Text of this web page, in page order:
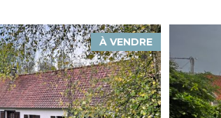
À VENDRE